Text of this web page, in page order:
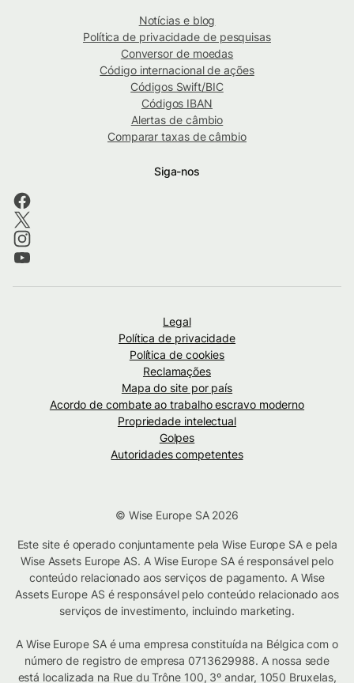
Notícias e blog
Política de privacidade de pesquisas
Conversor de moedas
Código internacional de ações
Códigos Swift/BIC
Códigos IBAN
Alertas de câmbio
Comparar taxas de câmbio
Siga-nos
Legal
Política de privacidade
Política de cookies
Reclamações
Mapa do site por país
Acordo de combate ao trabalho escravo moderno
Propriedade intelectual
Golpes
Autoridades competentes
© Wise Europe SA 2026
Este site é operado conjuntamente pela Wise Europe SA e pela
Wise Assets Europe AS. A Wise Europe SA é responsável pelo
conteúdo relacionado aos serviços de pagamento. A Wise
Assets Europe AS é responsável pelo conteúdo relacionado aos
serviços de investimento, incluindo marketing.
A Wise Europe SA é uma empresa constituída na Bélgica com o
número de registro de empresa 0713629988. A nossa sede
está localizada na Rue du Trône 100, 3º andar, 1050 Bruxelas,